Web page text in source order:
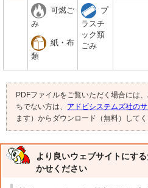
可燃ご
み
紙・布
類
プ
ラスチ
ック類
ごみ
PDFファイルをご覧いただく場合には
ちでない方は、 アドビシステムズ社のサ
ます）からダウンロード（無料）してく
より良いウェブサイトにす
かせください